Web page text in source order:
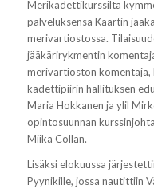
Merikadettikurssilta
palveluksensa Kaartin
merivartiostossa.
jääkärirykmentin
merivartioston komentaja,
kadettipiirin hallituksen
Maria Hokkanen ja ylil
opintosuunnan
Miika Collan.
Lisäksi elokuussa
Pyynikille, jossa nautittiin